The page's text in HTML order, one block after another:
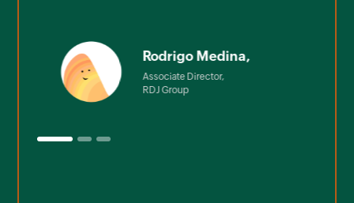
Rodrigo Medina,
Associate Director,
RDJ Group